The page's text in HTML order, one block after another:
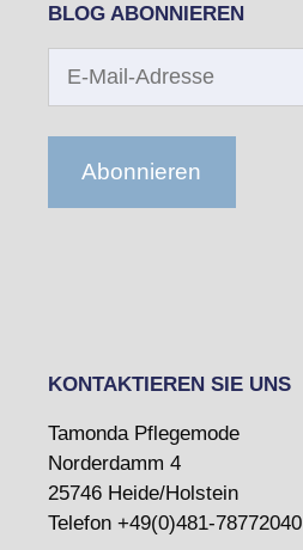
BLOG ABONNIEREN
Mail-
Abonnieren
KONTAKTIEREN SIE UNS
Tamonda Pflegemode
Norderdamm 4
25746 Heide/Holstein
Telefon +49(0)481-78772040